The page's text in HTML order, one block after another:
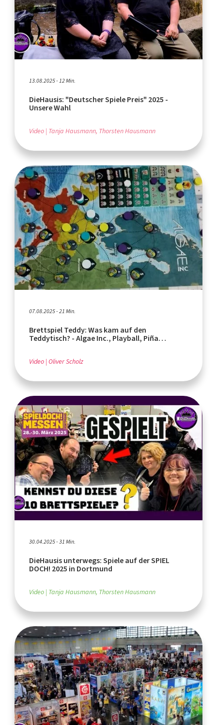
13.08.2025 - 12 Min.
DieHausis: "Deutscher Spiele Preis" 2025 -
Unsere Wahl
Video Tanja Hausmann, Thorsten Hausmann
07.08.2025 - 21 Min.
Brettspiel Teddy: Was kam auf den
Teddytisch? - Algae Inc., Playball, Piña
Video Oliver Scholz
30.04.2025 - 31 Min.
DieHausis unterwegs: Spiele auf der SPIEL
DOCH! 2025 in Dortmund
Video Tanja Hausmann, Thorsten Hausmann